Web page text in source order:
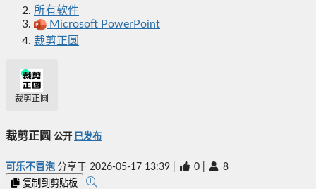
所有软件
Microsoft PowerPoint
裁剪正圆
裁剪正圆
裁剪正圆 公开 已发布
可乐不冒泡 分享于 2026-05-17 13:39 0 8
复制到剪贴板